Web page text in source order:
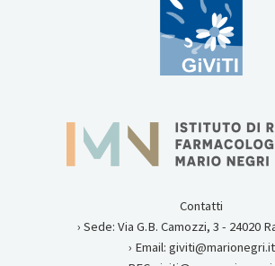
Contatti
› Sede: Via G.B. Camozzi, 3 - 24020
› Email: giviti@marionegri.it